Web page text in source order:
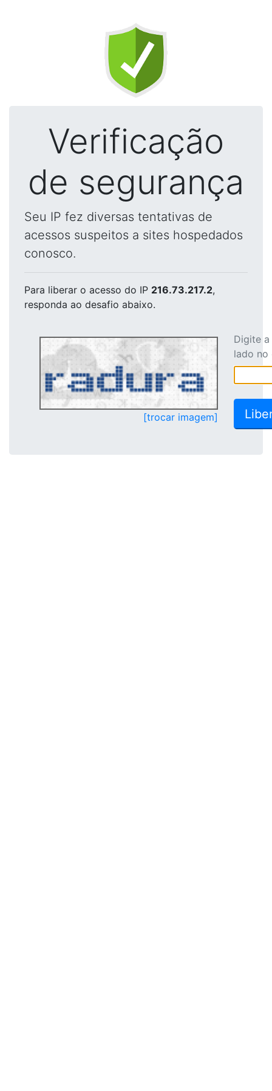
Verificação
de segurança
Seu IP fez diversas tentativas de
acessos suspeitos a sites hospedados
conosco.
Para liberar o acesso do IP 216.73.217.2,
responda ao desafio abaixo.
[trocar imagem]
Digite
lado no